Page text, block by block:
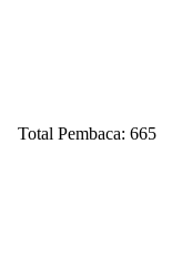
Total Pembaca: 665